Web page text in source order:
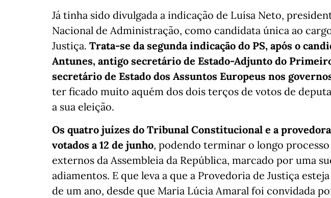
Já tinha sido divulgada a indicação de Luísa Neto,
Nacional de Administração, como candidata única ao
Justiça. Trata-se da segunda indicação do PS, após o
Antunes, antigo secretário de Estado-Adjunto do
secretário de Estado dos Assuntos Europeus nos
ter ficado muito aquém dos dois terços de votos de
a sua eleição.
Os quatro juízes do Tribunal Constitucional e a
votados a 12 de junho, podendo terminar o longo
externos da Assembleia da República, marcado por uma
adiamentos. E que leva a que a Provedoria de Justiça
de um ano, desde que Maria Lúcia Amaral foi convidada